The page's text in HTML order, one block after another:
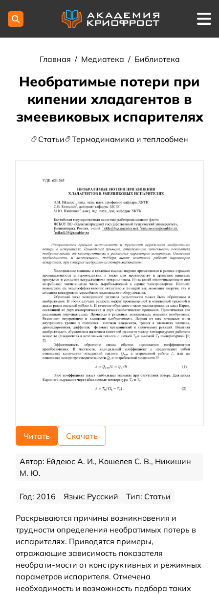
Главная / Медиатека / Библиотека
Необратимые потери при
кипении хладагентов в
змеевиковых испарителях
Статьи Термодинамика и теплообмен
Читать Скачать
Автор: Ейдеюс А. И., Кошелев С. В., Никишин
М. Ю.
Год: 2016 Язык: Русский Тип: Статьи
Раскрываются причины возникновения и
трудности определения необратимых потерь в
испарителях. Приводятся примеры,
отражающие зависимость показателя
необрати-мости от конструктивных и режимных
параметров испарителя. Отмечена
необходимость и возможность подбора таких